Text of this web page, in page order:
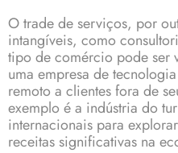
O trade de serviços, por
intangíveis, como
tipo de comércio pode ser
uma empresa de
remoto a clientes fora de
exemplo é a indústria do
internacionais para
receitas significativas na